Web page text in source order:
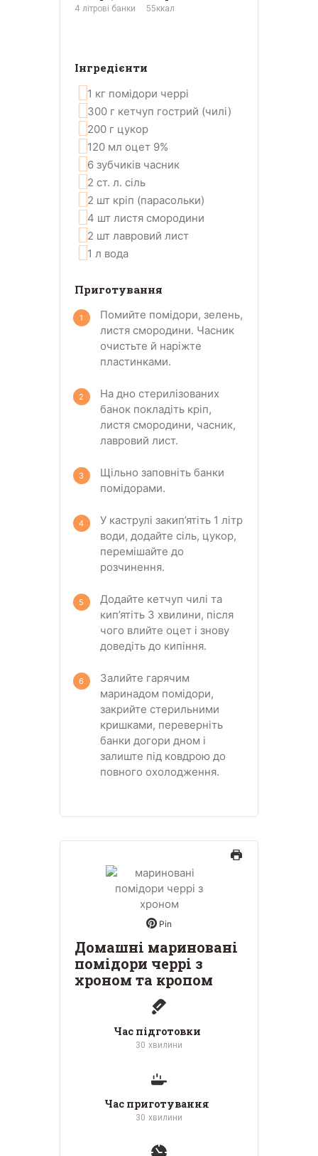
4 літрові банки 55ккал
Інгредієнти
1 кг помідори черрі
300 г кетчуп гострий (чилі)
200 г цукор
120 мл оцет 9%
6 зубчиків часник
2 ст. л. сіль
2 шт кріп (парасольки)
4 шт листя смородини
2 шт лавровий лист
1 л вода
Приготування
Помийте помідори, зелень,
листя смородини. Часник
очистьте й наріжте
пластинками.
На дно стерилізованих
банок покладіть кріп,
листя смородини, часник,
лавровий лист.
Щільно заповніть банки
помідорами.
У каструлі закип’ятіть 1 літр
води, додайте сіль, цукор,
перемішайте до
розчинення.
Додайте кетчуп чилі та
кип’ятіть 3 хвилини, після
чого влийте оцет і знову
доведіть до кипіння.
Залийте гарячим
маринадом помідори,
закрийте стерильними
кришками, переверніть
банки догори дном і
залиште під ковдрою до
повного охолодження.
Pin
Домашні мариновані
помідори черрі з
хроном та кропом
Час підготовки
30 хвилини
Час приготування
30 хвилини